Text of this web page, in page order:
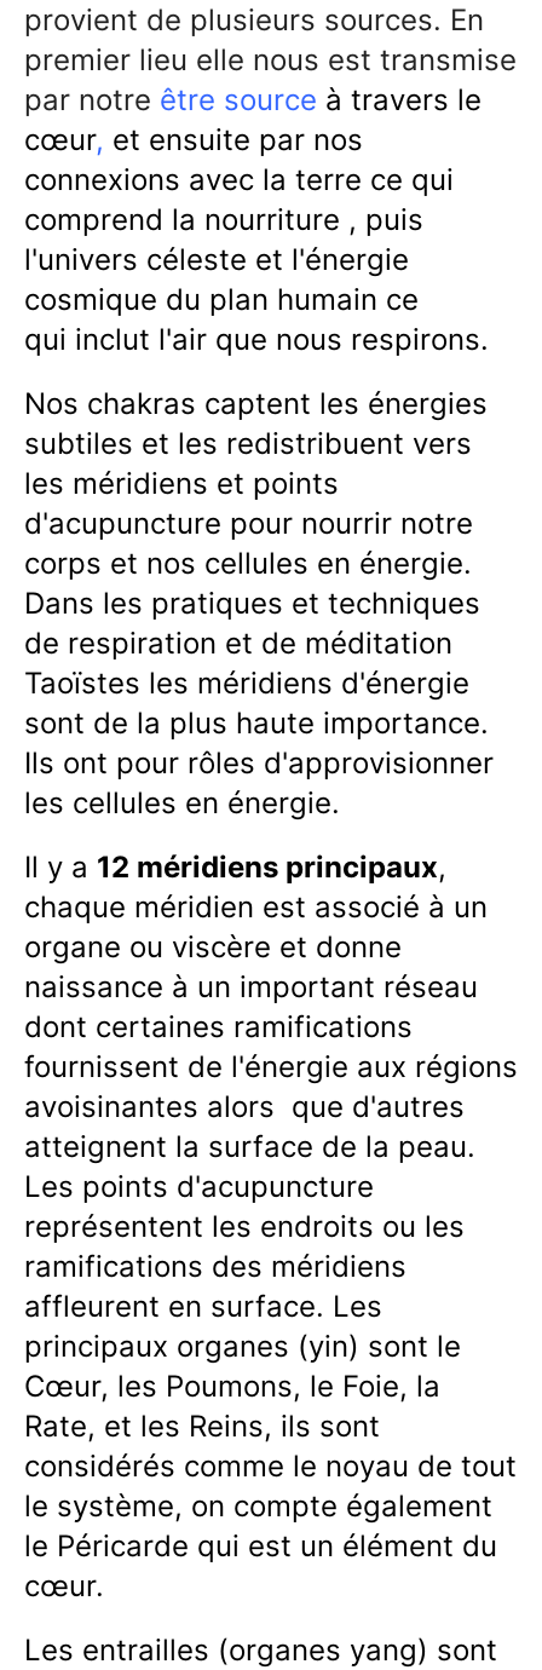
provient de plusieurs sources. En
premier lieu elle nous est transmise
par notre être source à travers le
cœur, et ensuite par nos
connexions avec la terre ce qui
comprend la nourriture , puis
l'univers céleste et l'énergie
cosmique du plan humain ce
qui inclut l'air que nous respirons.
Nos chakras captent les énergies
subtiles et les redistribuent vers
les méridiens et points
d'acupuncture pour nourrir notre
corps et nos cellules en énergie.
Dans les pratiques et techniques
de respiration et de méditation
Taoïstes les méridiens d'énergie
sont de la plus haute importance.
Ils ont pour rôles d'approvisionner
les cellules en énergie.
Il y a 12 méridiens principaux,
chaque méridien est associé à un
organe ou viscère et donne
naissance à un important réseau
dont certaines ramifications
fournissent de l'énergie aux régions
avoisinantes alors que d'autres
atteignent la surface de la peau.
Les points d'acupuncture
représentent les endroits ou les
ramifications des méridiens
affleurent en surface. Les
principaux organes (yin) sont le
Cœur, les Poumons, le Foie, la
Rate, et les Reins, ils sont
considérés comme le noyau de tout
le système, on compte également
le Péricarde qui est un élément du
cœur.
Les entrailles (organes yang) sont